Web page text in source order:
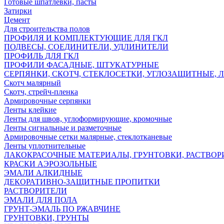
Готовые шпатлёвки, пасты
Затирки
Цемент
Для строительства полов
ПРОФИЛЯ И КОМПЛЕКТУЮЩИЕ ДЛЯ ГКЛ
ПОДВЕСЫ, СОЕДИНИТЕЛИ, УДЛИНИТЕЛИ
ПРОФИЛЬ ДЛЯ ГКЛ
ПРОФИЛИ ФАСАДНЫЕ, ШТУКАТУРНЫЕ
СЕРПЯНКИ, СКОТЧ, СТЕКЛОСЕТКИ, УГЛОЗАЩИТНЫЕ,
Скотч малярный
Скотч, стрейч-пленка
Армировочные серпянки
Ленты клейкие
Ленты для швов, углоформирующие, кромочные
Ленты сигнальные и разметочные
Армировочные сетки малярные, стеклотканевые
Ленты уплотнительные
ЛАКОКРАСОЧНЫЕ МАТЕРИАЛЫ, ГРУНТОВКИ,
КРАСКИ АЭРОЗОЛЬНЫЕ
ЭМАЛИ АЛКИДНЫЕ
ДЕКОРАТИВНО-ЗАЩИТНЫЕ ПРОПИТКИ
РАСТВОРИТЕЛИ
ЭМАЛИ ДЛЯ ПОЛА
ГРУНТ-ЭМАЛЬ ПО РЖАВЧИНЕ
ГРУНТОВКИ, ГРУНТЫ